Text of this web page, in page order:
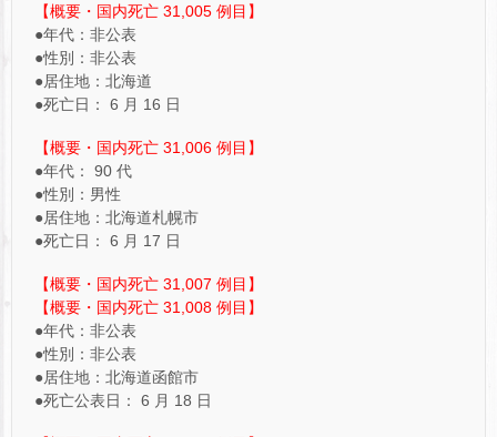
【概要・国内死亡 31,005 例目】
●年代：非公表
●性別：非公表
●居住地：北海道
●死亡日： 6 月 16 日
【概要・国内死亡 31,006 例目】
●年代： 90 代
●性別：男性
●居住地：北海道札幌市
●死亡日： 6 月 17 日
【概要・国内死亡 31,007 例目】
【概要・国内死亡 31,008 例目】
●年代：非公表
●性別：非公表
●居住地：北海道函館市
●死亡公表日： 6 月 18 日